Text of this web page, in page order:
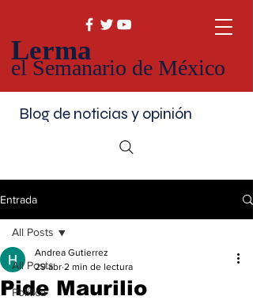
Lerma
el Semanario de México
Blog de noticias y opinión
Entrada
All Posts
Política
All Posts
Pide Maurilio
Andrea Gutierrez
29 abr 2 min de lectura